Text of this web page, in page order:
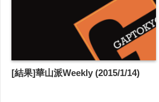
[結果]華山派Weekly (2015/1/14)